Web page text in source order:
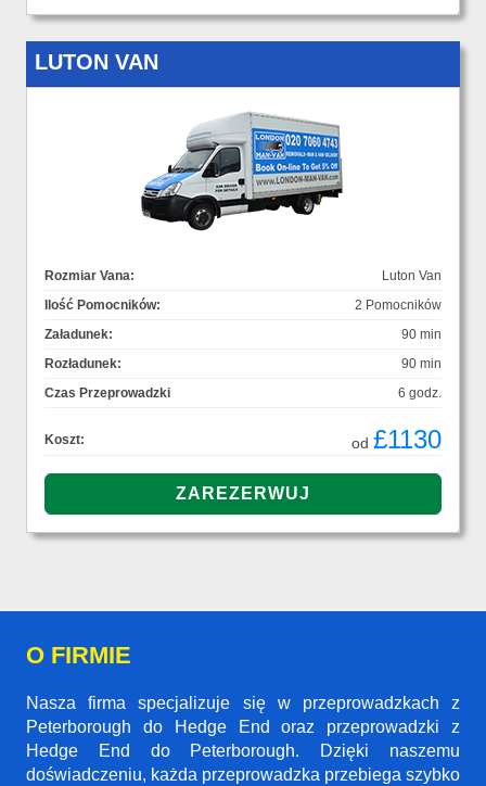
LUTON VAN
Rozmiar Vana:
Luton Van
Ilość Pomocników:
2 Pomocników
Załadunek:
90 min
Rozładunek:
90 min
Czas Przeprowadzki
6 godz.
Koszt: od £1130
O FIRMIE
Nasza firma specjalizuje się w przeprowadzkach z
Peterborough do Hedge End oraz przeprowadzki z
Hedge End do Peterborough. Dzięki naszemu
doświadczeniu, każda przeprowadzka przebiega szybko